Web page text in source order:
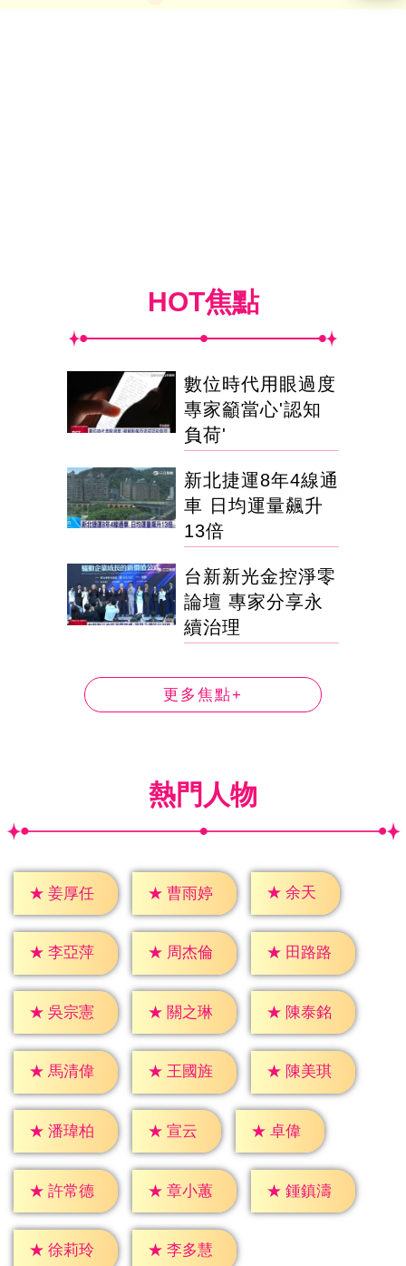
HOT焦點
數位時代用眼過度
專家籲當心'認知
負荷'
新北捷運8年4線通
車 日均運量飆升
13倍
台新新光金控淨零
論壇 專家分享永
續治理
更多焦點+
熱門人物
★ 姜厚任 ★ 曹雨婷 ★ 余天
★ 李亞萍 ★ 周杰倫 ★ 田路路
★ 吳宗憲 ★ 關之琳 ★ 陳泰銘
★ 馬清偉 ★ 王國旌 ★ 陳美琪
★ 潘瑋柏 ★ 宣云 ★ 卓偉
★ 許常德 ★ 章小蕙 ★ 鍾鎮濤
★ 徐莉玲 ★ 李多慧